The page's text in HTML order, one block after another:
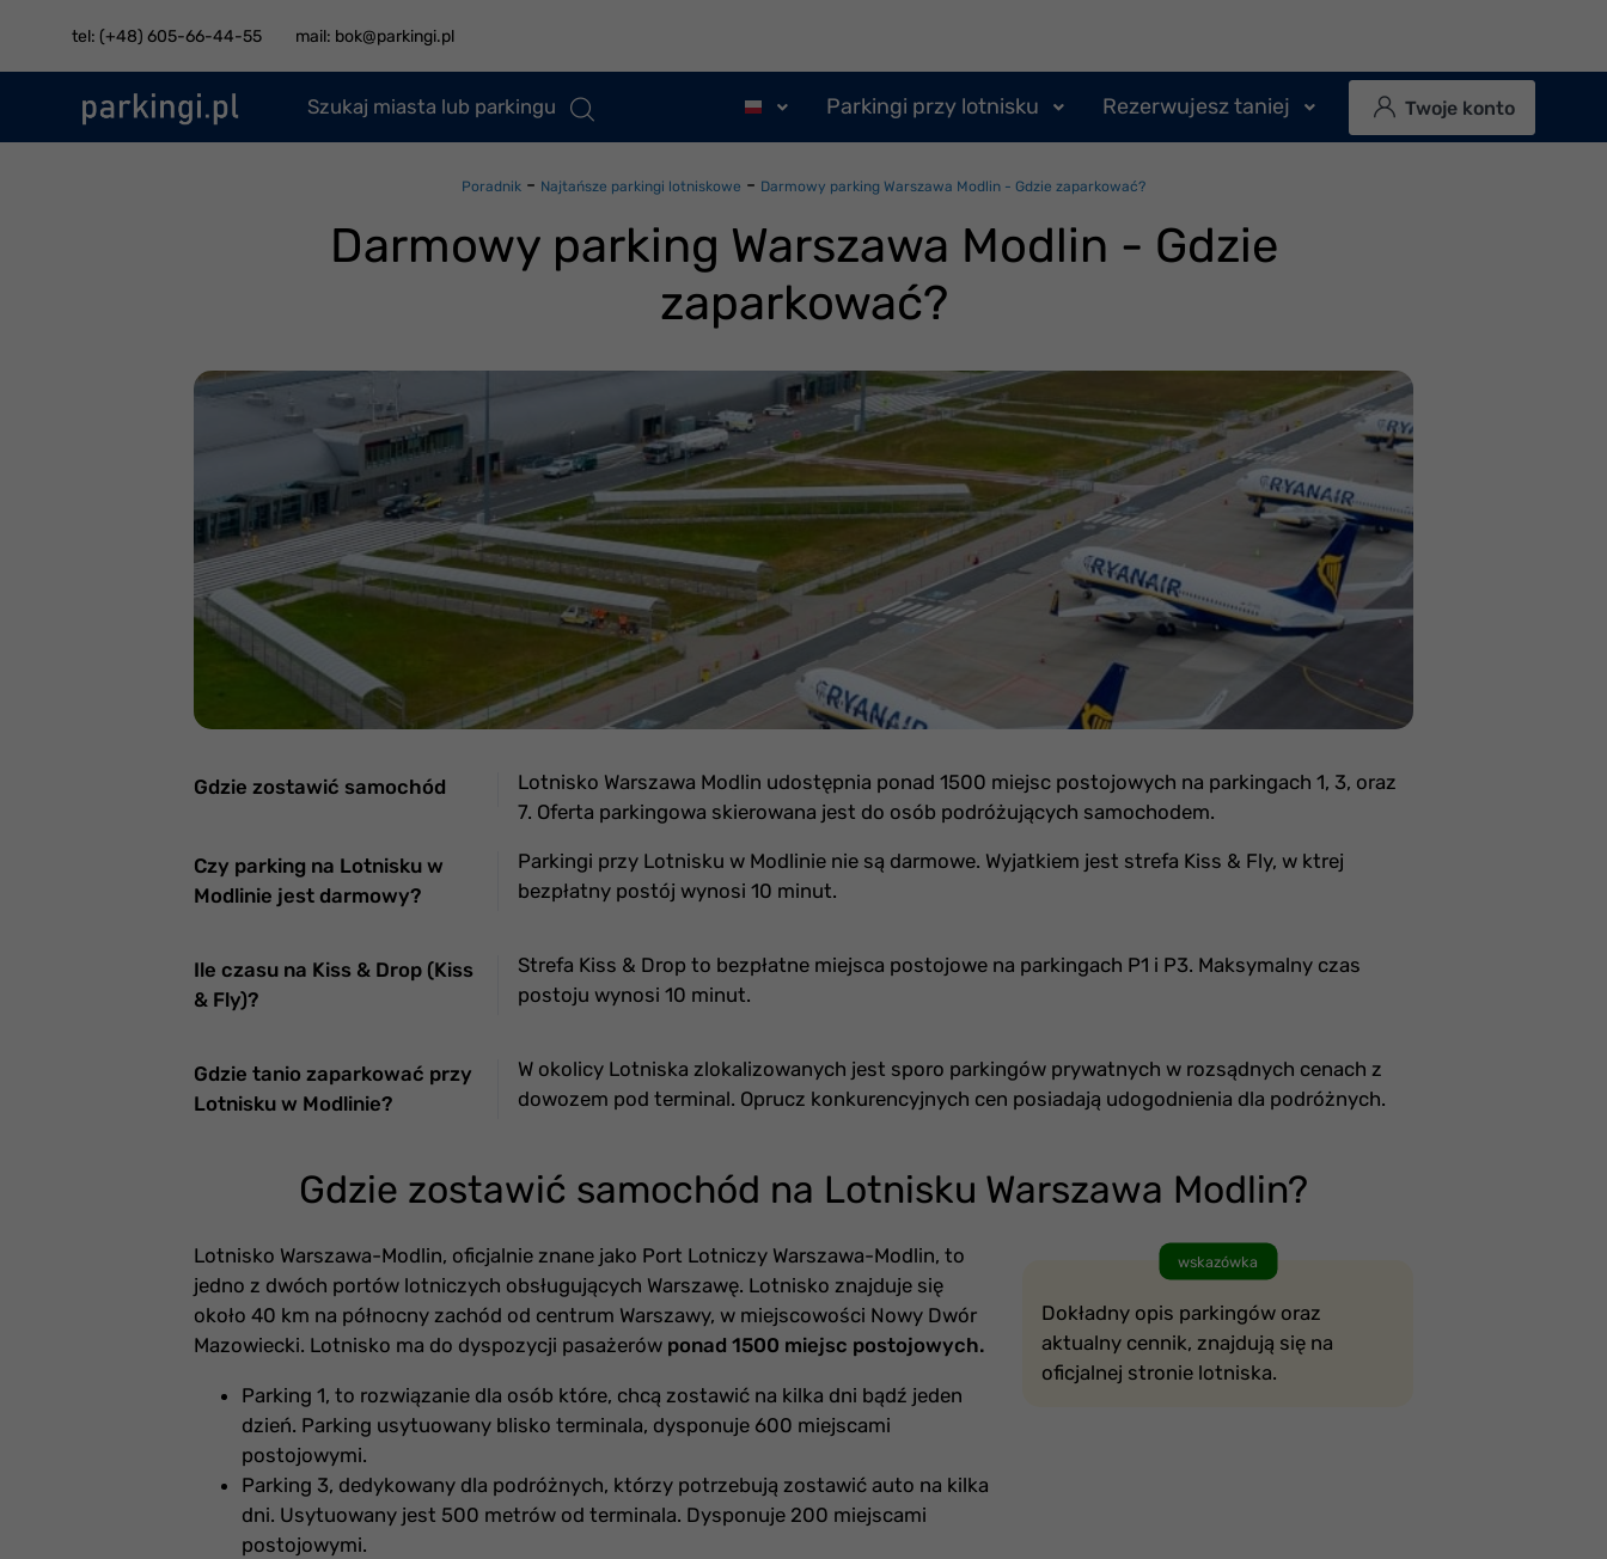
tel: (+48) 605-66-44-55 mail: bok@parkingi.pl
Szukaj miasta lub parkingu Parkingi przy lotnisku Rezerwujesz taniej Twoje konto
Poradnik - Najtańsze parkingi lotniskowe - Darmowy parking Warszawa Modlin - Gdzie zaparkować?
Darmowy parking Warszawa Modlin - Gdzie
zaparkować?
Gdzie zostawić samochód
Lotnisko Warszawa Modlin udostępnia ponad 1500 miejsc postojowych na parkingach 1, 3, oraz
7. Oferta parkingowa skierowana jest do osób podróżujących samochodem.
Czy parking na Lotnisku w
Modlinie jest darmowy?
Parkingi przy Lotnisku w Modlinie nie są darmowe. Wyjatkiem jest strefa Kiss & Fly, w ktrej
bezpłatny postój wynosi 10 minut.
Ile czasu na Kiss & Drop (Kiss
& Fly)?
Strefa Kiss & Drop to bezpłatne miejsca postojowe na parkingach P1 i P3. Maksymalny czas
postoju wynosi 10 minut.
Gdzie tanio zaparkować przy
Lotnisku w Modlinie?
W okolicy Lotniska zlokalizowanych jest sporo parkingów prywatnych w rozsądnych cenach z
dowozem pod terminal. Oprucz konkurencyjnych cen posiadają udogodnienia dla podróżnych.
Gdzie zostawić samochód na Lotnisku Warszawa Modlin?
Lotnisko Warszawa-Modlin, oficjalnie znane jako Port Lotniczy Warszawa-Modlin, to
jedno z dwóch portów lotniczych obsługujących Warszawę. Lotnisko znajduje się
około 40 km na północny zachód od centrum Warszawy, w miejscowości Nowy Dwór
Mazowiecki. Lotnisko ma do dyspozycji pasażerów ponad 1500 miejsc postojowych.
Parking 1, to rozwiązanie dla osób które, chcą zostawić na kilka dni bądź jeden
dzień. Parking usytuowany blisko terminala, dysponuje 600 miejscami
postojowymi.
Parking 3, dedykowany dla podróżnych, którzy potrzebują zostawić auto na kilka
dni. Usytuowany jest 500 metrów od terminala. Dysponuje 200 miejscami
postojowymi.
wskazówka
Dokładny opis parkingów oraz
aktualny cennik, znajdują się na
oficjalnej stronie lotniska.